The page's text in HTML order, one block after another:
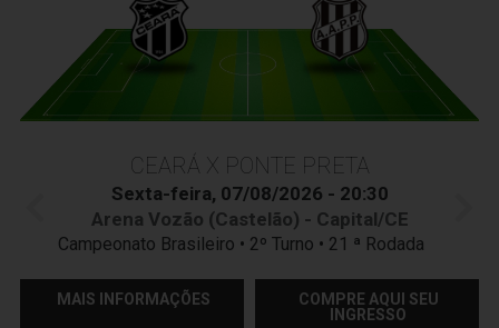
CEARÁ X PONTE PRETA
Sexta-feira, 07/08/2026 - 20:30
Arena Vozão (Castelão) - Capital/CE
Campeonato Brasileiro • 2º Turno • 21 ª Rodada
MAIS INFORMAÇÕES
COMPRE AQUI SEU
INGRESSO